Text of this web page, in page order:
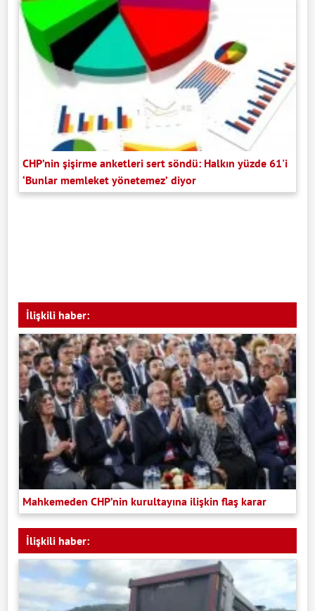
CHP’nin şişirme anketleri sert söndü: Halkın yüzde 61'i
‘Bunlar memleket yönetemez’ diyor
İlişkili haber:
Mahkemeden CHP’nin kurultayına ilişkin flaş karar
İlişkili haber: